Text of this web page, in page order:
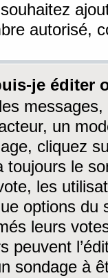
autorisé,
je éditer
un
cliquez
toujours le
les
options du
leurs
peuvent
sondage à